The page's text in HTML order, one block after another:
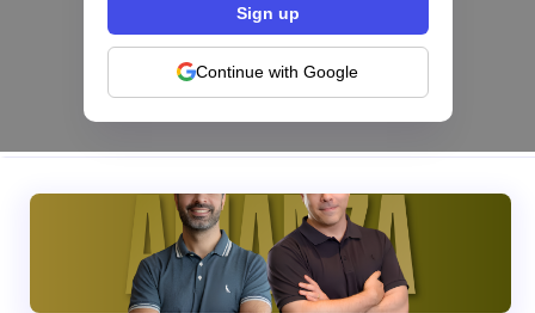
Continue with Google
pago de servicios desde su app en México
NEOBANCOS 📲